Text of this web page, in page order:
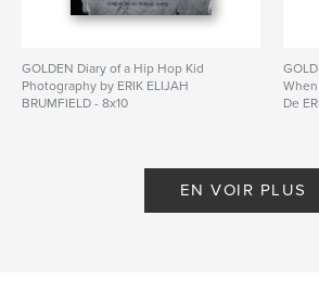
GOLDEN Diary of a Hip Hop Kid
Photography by ERIK ELIJAH
BRUMFIELD - 8x10
De
EN VOIR PLUS